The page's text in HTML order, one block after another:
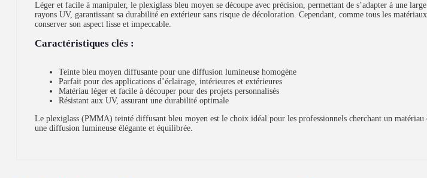
Léger et facile à manipuler, le plexiglass bleu moyen se découpe avec précision, permettant de s’adapter à une
rayons UV, garantissant sa durabilité en extérieur sans risque de décoloration. Cependant, comme tous les
conserver son aspect lisse et impeccable.
Caractéristiques clés :
Teinte bleu moyen diffusante pour une diffusion lumineuse homogène
Parfait pour des applications d’éclairage, intérieures et extérieures
Matériau léger et facile à découper pour des projets personnalisés
Résistant aux UV, assurant une durabilité optimale
Le plexiglass (PMMA) teinté diffusant bleu moyen est le choix idéal pour les professionnels cherchant un
une diffusion lumineuse élégante et équilibrée.